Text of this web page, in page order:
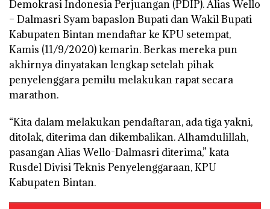
Demokrasi Indonesia Perjuangan (PDIP). Alias Wello
– Dalmasri Syam bapaslon Bupati dan Wakil Bupati
Kabupaten Bintan mendaftar ke KPU setempat,
Kamis (11/9/2020) kemarin. Berkas mereka pun
akhirnya dinyatakan lengkap setelah pihak
penyelenggara pemilu melakukan rapat secara
marathon.
“Kita dalam melakukan pendaftaran, ada tiga yakni,
ditolak, diterima dan dikembalikan. Alhamdulillah,
pasangan Alias Wello-Dalmasri diterima,” kata
Rusdel Divisi Teknis Penyelenggaraan, KPU
Kabupaten Bintan.